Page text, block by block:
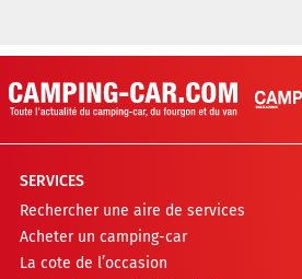
SERVICES
Rechercher une aire de services
Acheter un camping-car
La cote de l’occasion